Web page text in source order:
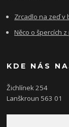
Zrcadlo na zeď v
Něco o špercích
KDE NÁS
Žichlínek 254
Lanškroun 563 01